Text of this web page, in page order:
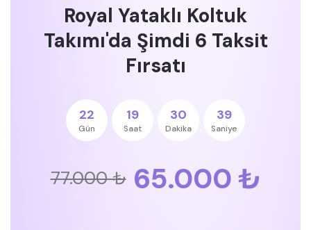
Royal Yataklı Koltuk
Takımı'da Şimdi 6 Taksit
Fırsatı
22
Gün
19
Saat
30
Dakika
39
Saniye
77.000 ₺ 65.000 ₺